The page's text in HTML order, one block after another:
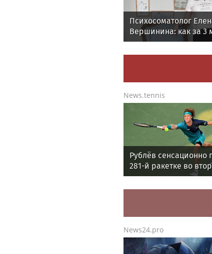
Психосоматолог
Вершинина: как за 3
вернуть себе
News.tennis
Рублёв сенсационно
281-й ракетке во
«Мастерса» в
News24.pro